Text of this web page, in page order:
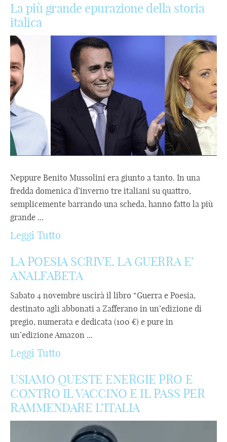
La più grande epurazione della storia
italica
Neppure Benito Mussolini era giunto a tanto. In una
fredda domenica d’inverno tre italiani su quattro,
semplicemente barrando una scheda, hanno fatto la più
grande ...
Leggi Tutto
LA POESIA SCRIVE. LA GUERRA E’
ANALFABETA
Sabato 4 novembre uscirà il libro “Guerra e Poesia,
destinato agli abbonati a Zafferano in un’edizione di
pregio, numerata e dedicata (100 €) e pure in
un’edizione Amazon ...
Leggi Tutto
USIAMO QUESTE ENERGIE PRO E
CONTRO IL VACCINO E IL PASS PER
RAMMENDARE L’ITALIA